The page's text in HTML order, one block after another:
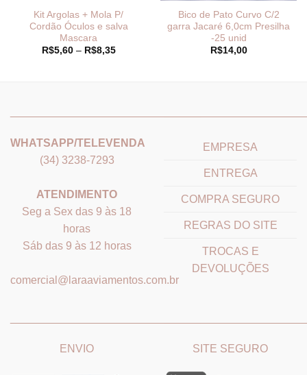
Kit Argolas + Mola P/
Cordão Óculos e salva
Mascara
R$5,60 – R$8,35Faixa
Bico de Pato Curvo C/2
garra Jacaré 6,0cm Presilha
-25 unid
R$14,00
WHATSAPP/TELEVENDA
(34) 3238-7293
ATENDIMENTO
Seg a Sex das 9 às 18
horas
Sáb das 9 às 12 horas
comercial@laraaviamentos.com.br
EMPRESA
ENTREGA
COMPRA SEGURO
REGRAS DO SITE
TROCAS E
DEVOLUÇÕES
ENVIO SITE SEGURO